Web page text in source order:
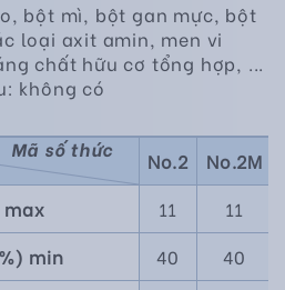
bột mì, bột gan mực, bột
loại axit amin, men vi
chất hữu cơ tổng hợp, ...
không có
Mã số thức No.2 No.2M
11
11
min
40
40